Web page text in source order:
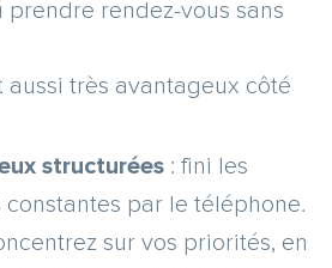
prendre rendez-vous sans
aussi très avantageux côté
structurées : fini les
par le téléphone.
sur vos priorités, en